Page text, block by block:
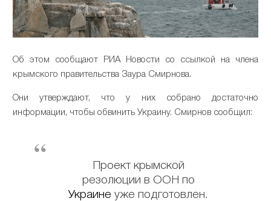
Об этом сообщают РИА Новости со ссылкой на члена
крымского правительства Заура Смирнова.
Они утверждают, что у них собрано достаточно
информации, чтобы обвинить Украину. Смирнов сообщил:
Проект крымской
резолюции в ООН по
Украине уже подготовлен.